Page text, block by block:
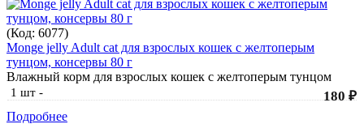
(Код: 6077)
Monge jelly Adult cat для взрослых кошек с желтоперым
тунцом, консервы 80 г
Влажный корм для взрослых кошек с желтоперым тунцом
1 шт - 180 ₽
Подробнее